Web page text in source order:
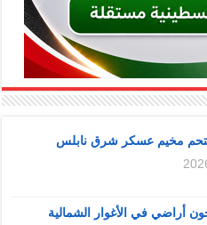
مخيم عسكر شرق نابلس
أراضي في الأغوار الشمالية